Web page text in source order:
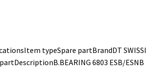
typeSpare partBrandDT
6803 ESB/ESNB